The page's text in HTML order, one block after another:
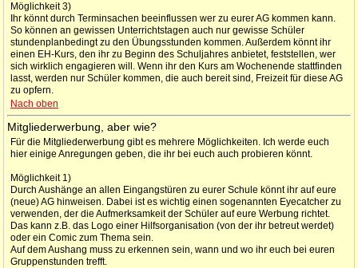
Möglichkeit 3)
Ihr könnt durch Terminsachen beeinflussen wer zu eurer AG kommen kann.
So können an gewissen Unterrichtstagen auch nur gewisse Schüler
stundenplanbedingt zu den Übungsstunden kommen. Außerdem könnt ihr
einen EH-Kurs, den ihr zu Beginn des Schuljahres anbietet, feststellen, wer
sich wirklich engagieren will. Wenn ihr den Kurs am Wochenende stattfinden
lasst, werden nur Schüler kommen, die auch bereit sind, Freizeit für diese AG
zu opfern.
Nach oben
Mitgliederwerbung, aber wie?
Für die Mitgliederwerbung gibt es mehrere Möglichkeiten. Ich werde euch
hier einige Anregungen geben, die ihr bei euch auch probieren könnt.
Möglichkeit 1)
Durch Aushänge an allen Eingangstüren zu eurer Schule könnt ihr auf eure
(neue) AG hinweisen. Dabei ist es wichtig einen sogenannten Eyecatcher zu
verwenden, der die Aufmerksamkeit der Schüler auf eure Werbung richtet.
Das kann z.B. das Logo einer Hilfsorganisation (von der ihr betreut werdet)
oder ein Comic zum Thema sein.
Auf dem Aushang muss zu erkennen sein, wann und wo ihr euch bei euren
Gruppenstunden trefft.